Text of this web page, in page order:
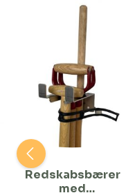
Redskabsbærer
med